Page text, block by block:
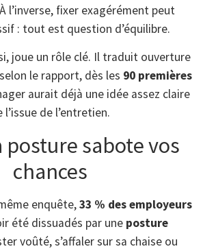
l’inverse, fixer exagérément peut
: tout est question d’équilibre.
joue un rôle clé. Il traduit ouverture
le rapport, dès les 90 premières
aurait déjà une idée assez claire
l’issue de l’entretien.
posture sabote vos
chances
enquête,33 % des employeurs
été dissuadés par une posture
voûté, s’affaler sur sa chaise ou